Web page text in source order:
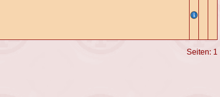
Seiten: 1